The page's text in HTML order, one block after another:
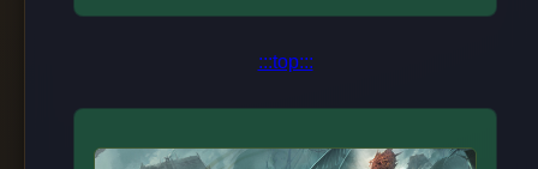
:::top:::